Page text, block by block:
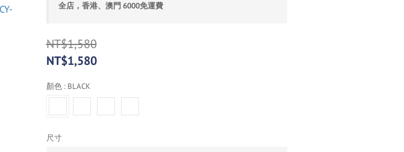
全店，香港、澳門 6000免運費
NT$1,580
NT$1,580
顏色 : BLACK
尺寸